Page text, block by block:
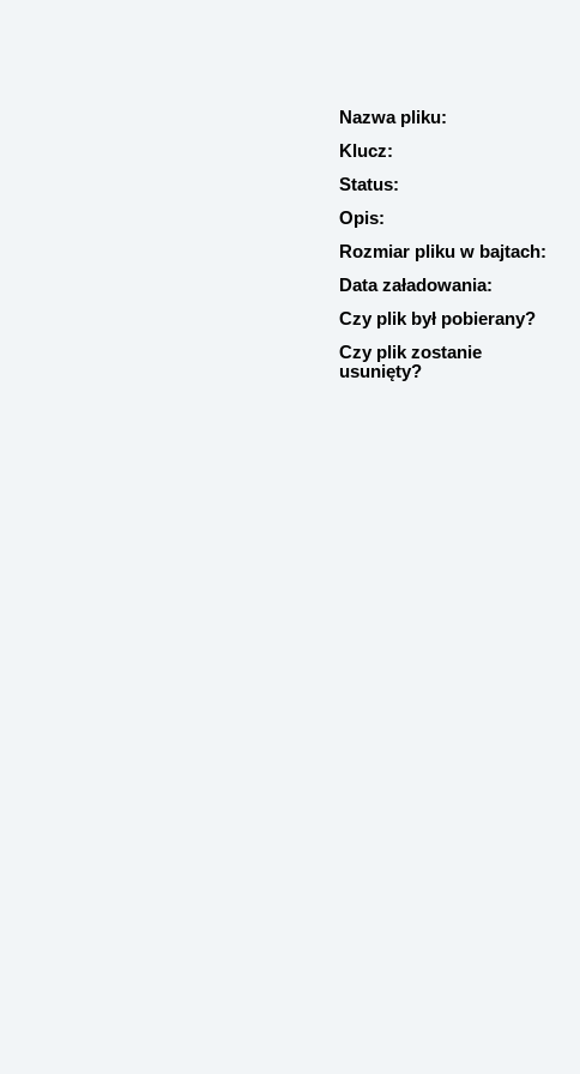
Nazwa pliku:
Klucz:
Status:
Opis:
Rozmiar pliku w bajtach:
Data załadowania:
Czy plik był pobierany?
Czy plik zostanie
usunięty?